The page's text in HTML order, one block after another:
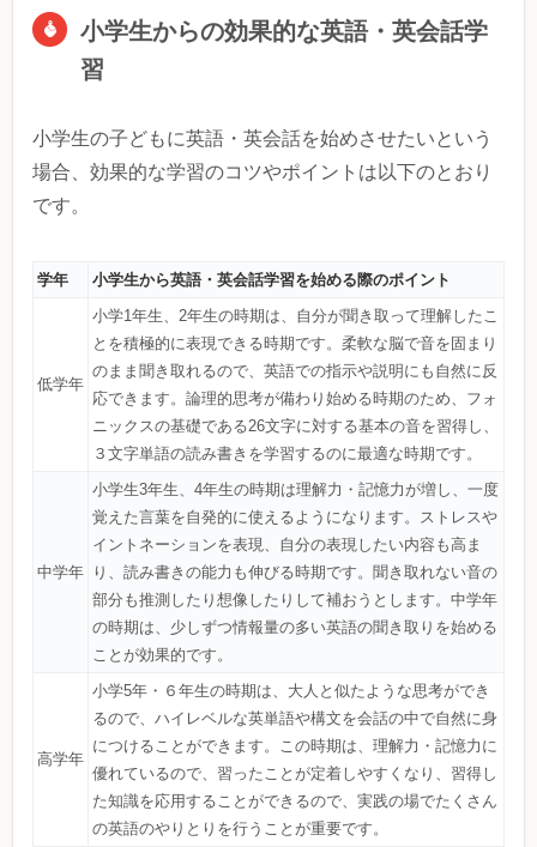
小学生からの効果的な英語・英会話学
習
小学生の子どもに英語・英会話を始めさせたいという
場合、効果的な学習のコツやポイントは以下のとおり
です。
学年 小学生から英語・英会話学習を始める際のポイント
低学年
小学1年生、2年生の時期は、自分が聞き取って理解したこ
とを積極的に表現できる時期です。柔軟な脳で音を固まり
のまま聞き取れるので、英語での指示や説明にも自然に反
応できます。論理的思考が備わり始める時期のため、フォ
ニックスの基礎である26文字に対する基本の音を習得し、
３文字単語の読み書きを学習するのに最適な時期です。
中学年
小学生3年生、4年生の時期は理解力・記憶力が増し、一度
覚えた言葉を自発的に使えるようになります。ストレスや
イントネーションを表現、自分の表現したい内容も高ま
り、読み書きの能力も伸びる時期です。聞き取れない音の
部分も推測したり想像したりして補おうとします。中学年
の時期は、少しずつ情報量の多い英語の聞き取りを始める
ことが効果的です。
高学年
小学5年・６年生の時期は、大人と似たような思考ができ
るので、ハイレベルな英単語や構文を会話の中で自然に身
につけることができます。この時期は、理解力・記憶力に
優れているので、習ったことが定着しやすくなり、習得し
た知識を応用することができるので、実践の場でたくさん
の英語のやりとりを行うことが重要です。